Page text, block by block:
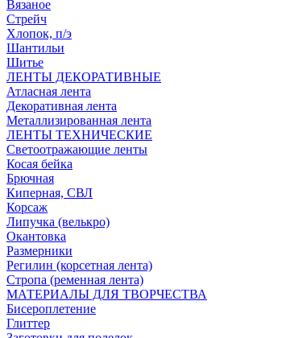
Вязаное
Стрейч
Хлопок, п/э
Шантильи
Шитье
ЛЕНТЫ ДЕКОРАТИВНЫЕ
Атласная лента
Декоративная лента
Металлизированная лента
ЛЕНТЫ ТЕХНИЧЕСКИЕ
Светоотражающие ленты
Косая бейка
Брючная
Киперная, СВЛ
Корсаж
Липучка (велькро)
Окантовка
Размерники
Регилин (корсетная лента)
Стропа (ременная лента)
МАТЕРИАЛЫ ДЛЯ ТВОРЧЕСТВА
Бисероплетение
Глиттер